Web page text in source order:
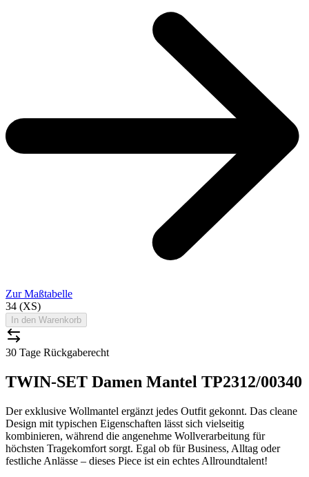
Zur Maßtabelle
34 (XS)
In den Warenkorb
30 Tage Rückgaberecht
TWIN-SET Damen Mantel TP2312/00340
Der exklusive Wollmantel ergänzt jedes Outfit gekonnt. Das cleane
Design mit typischen Eigenschaften lässt sich vielseitig
kombinieren, während die angenehme Wollverarbeitung für
höchsten Tragekomfort sorgt. Egal ob für Business, Alltag oder
festliche Anlässe – dieses Piece ist ein echtes Allroundtalent!